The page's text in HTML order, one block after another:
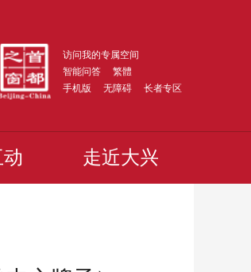
访问我的专属空间
智能问答
繁體
手机版
无障碍 长者专区
走近大兴